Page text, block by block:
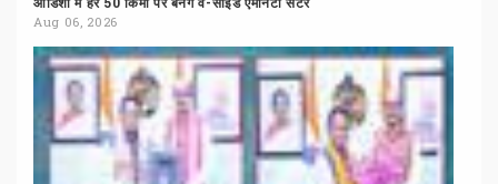
Aug 06, 2026